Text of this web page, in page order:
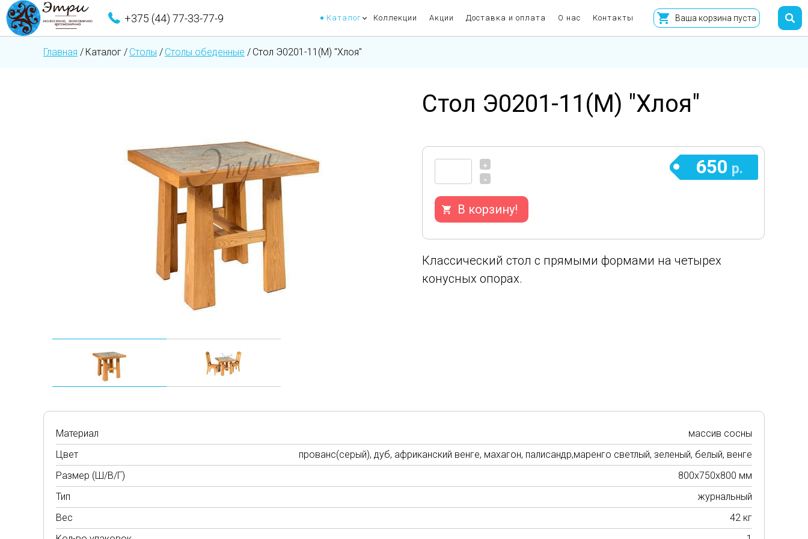
+375 (44) 77-33-77-9 Каталог Коллекции Акции Доставка и оплата О нас Контакты Ваша корзина пуста
Главная / Каталог / Столы / Столы обеденные / Стол Э0201-11(М) "Хлоя"
Стол Э0201-11(М) "Хлоя"
+
-
650 р.
В корзину!
Классический стол с прямыми формами на четырех
конусных опорах.
Материал
массив сосны
Цвет
прованс(серый), дуб, африканский венге, махагон, палисандр,маренго светлый, зеленый, белый, венге
Размер (Ш/В/Г)
800х750х800 мм
Тип
журнальный
Вес
42 кг